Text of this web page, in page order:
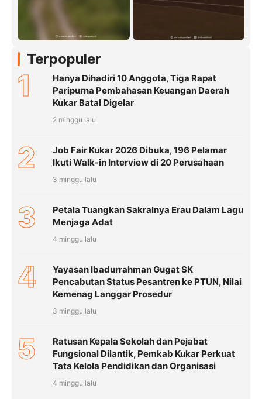
Terpopuler
1
Hanya Dihadiri 10 Anggota, Tiga Rapat
Paripurna Pembahasan Keuangan Daerah
Kukar Batal Digelar
2 minggu lalu
2
Job Fair Kukar 2026 Dibuka, 196 Pelamar
Ikuti Walk-in Interview di 20 Perusahaan
3 minggu lalu
3
Petala Tuangkan Sakralnya Erau Dalam Lagu
Menjaga Adat
4 minggu lalu
4
Yayasan Ibadurrahman Gugat SK
Pencabutan Status Pesantren ke PTUN, Nilai
Kemenag Langgar Prosedur
3 minggu lalu
5
Ratusan Kepala Sekolah dan Pejabat
Fungsional Dilantik, Pemkab Kukar Perkuat
Tata Kelola Pendidikan dan Organisasi
4 minggu lalu